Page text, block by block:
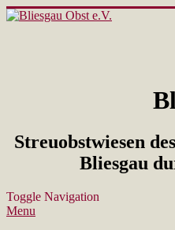
Streuobstwiesen
Bliesgau
Toggle Navigation
Menu